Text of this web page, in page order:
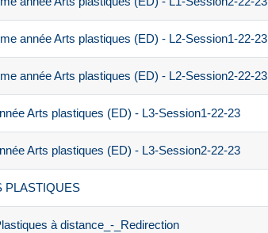
année Arts plastiques (ED) - L2-Session1-22-23
année Arts plastiques (ED) - L2-Session2-22-23
Arts plastiques (ED) - L3-Session1-22-23
Arts plastiques (ED) - L3-Session2-22-23
PLASTIQUES
à distance_-_Redirection